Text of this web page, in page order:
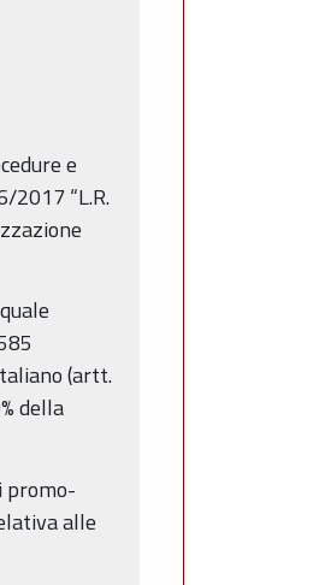
e
2017 “L.R.
(artt.
della
promo-
alle